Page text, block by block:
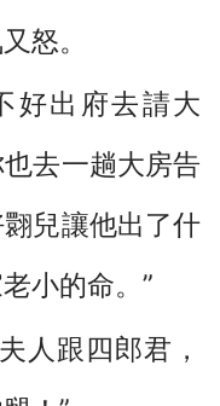
怒。
出府去請大
去一趟大房告
兒讓他出了什
小的命。”
跟四郎君，